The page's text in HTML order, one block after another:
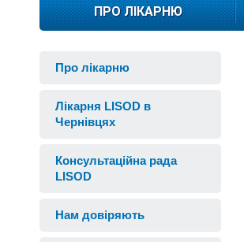
ПРО ЛІКАРНЮ
Про лікарню
Лікарня LISOD в
Чернівцях
Консультаційна рада
LISOD
Нам довіряють